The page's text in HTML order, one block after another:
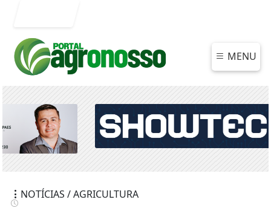
MENU
NOTÍCIAS / AGRICULTURA